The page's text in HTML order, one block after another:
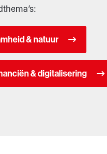
& natuur
& digitalisering